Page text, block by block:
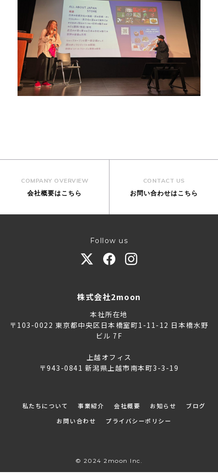
COMPANY OVERVIEW
会社概要はこちら
CONTACT US
お問い合わせはこちら
Follow us
株式会社2moon
本社所在地
〒103-0022 東京都中央区日本橋室町1-11-12 日本橋水野
ビル 7F
上越オフィス
〒943-0841 新潟県上越市南本町3-3-19
私たちについて 事業紹介 会社概要 お知らせ
ブログ
お問い合わせ
プライバシーポリシー
© 2024 2moon Inc.